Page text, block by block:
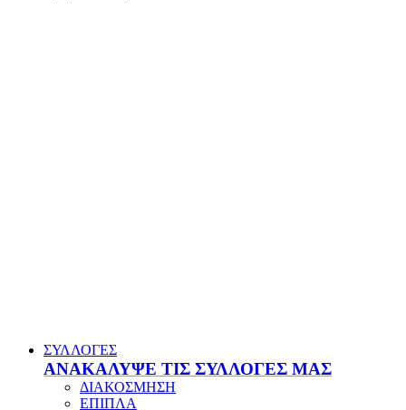
ΣΥΛΛΟΓΕΣ
ΑΝΑΚΑΛΥΨΕ ΤΙΣ ΣΥΛΛΟΓΕΣ ΜΑΣ
ΔΙΑΚΟΣΜΗΣΗ
ΕΠΙΠΛΑ